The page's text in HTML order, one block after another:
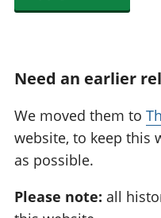
Need an earlier
We moved them to
website, to keep this
as possible.
Please note: all